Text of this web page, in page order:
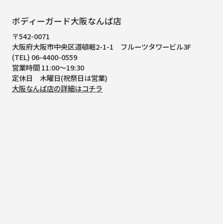
ボディーガード大阪なんば店
〒542-0071
大阪府大阪市中央区道頓堀2-1-1
フルーツタワービル3F
(TEL) 06-4400-0559
営業時間 11:00～19:30
定休日 木曜日(祝祭日は営業)
大阪なんば店の詳細はコチラ